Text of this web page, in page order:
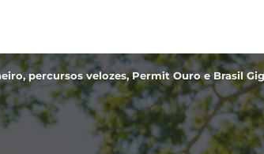
percursos velozes, Permit Ouro e Brasil Gigante: